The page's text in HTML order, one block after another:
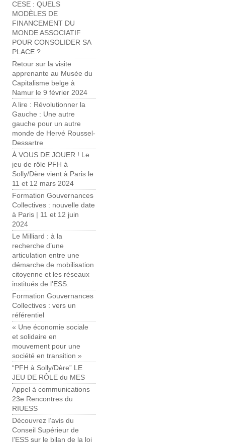
CESE : QUELS
MODÈLES DE
FINANCEMENT DU
MONDE ASSOCIATIF
POUR CONSOLIDER SA
PLACE ?
Retour sur la visite
apprenante au Musée du
Capitalisme belge à
Namur le 9 février 2024
A lire : Révolutionner la
Gauche : Une autre
gauche pour un autre
monde de Hervé Roussel-
Dessartre
À VOUS DE JOUER ! Le
jeu de rôle PFH à
Solly/Dère vient à Paris le
11 et 12 mars 2024
Formation Gouvernances
Collectives : nouvelle date
à Paris | 11 et 12 juin
2024
Le Milliard : à la
recherche d’une
articulation entre une
démarche de mobilisation
citoyenne et les réseaux
institués de l’ESS.
Formation Gouvernances
Collectives : vers un
référentiel
« Une économie sociale
et solidaire en
mouvement pour une
société en transition »
“PFH à Solly/Dère” LE
JEU DE RÔLE du MES
Appel à communications
23e Rencontres du
RIUESS
Découvrez l’avis du
Conseil Supérieur de
l’ESS sur le bilan de la loi